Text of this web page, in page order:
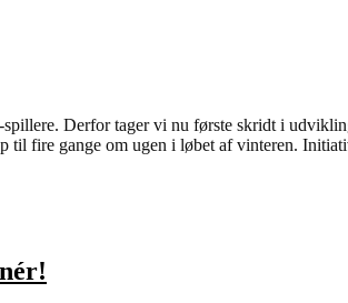
Derfor tager vi nu første skridt i
til fire gange om ugen i løbet af vinteren.